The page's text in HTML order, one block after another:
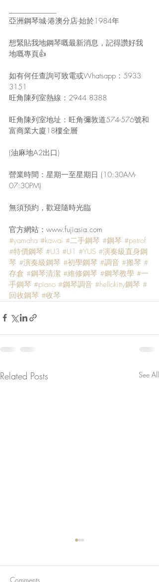
亞洲鋼琴城-港澳分店-始於1984年
想緊貼我地鋼琴嘅最新消息，記得讚好我
地嘅專頁👍
如有何任查詢可致電或Whatsapp：5933
3151
旺角陳列室熱線：2944 8388
旺角陳列室地址：旺角彌敦道574-576號和
富商業大廈18樓全層
(油麻地A2出口)
營業時間：星期一至星期日 (10:30AM-
07:30PM)
無須預約，歡迎隨時光臨
官方網站：www.fujiasia.com
#yamaha #kawai #二手鋼琴 #鋼琴 #petrof
#特價鋼琴 #U3 #U1 #YUS #演奏級直身鋼
琴 #演奏級鋼琴 #初學鋼琴 #調音 #搬琴 #
存倉 #鋼琴清潔 #維修鋼琴 #鋼琴教學 #一
手鋼琴 #piano #鋼琴調音 #hellokitty鋼琴 #
回收鋼琴 #收琴
Related Posts See All
Comments